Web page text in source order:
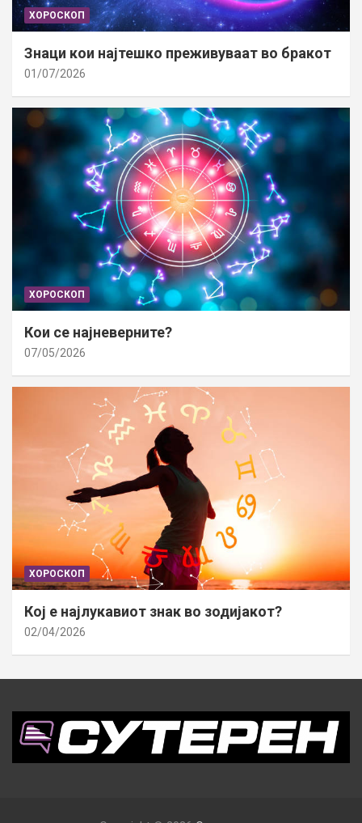
ХОРОСКОП
Знаци кои најтешко преживуваат во бракот
01/07/2026
ХОРОСКОП
Кои се најневерните?
07/05/2026
ХОРОСКОП
Кој е најлукавиот знак во зодијакот?
02/04/2026